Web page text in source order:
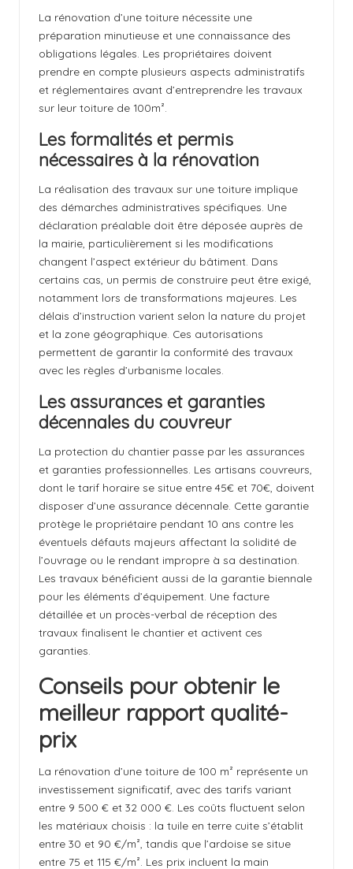
La rénovation d’une toiture nécessite une
préparation minutieuse et une connaissance des
obligations légales. Les propriétaires doivent
prendre en compte plusieurs aspects administratifs
et réglementaires avant d’entreprendre les travaux
sur leur toiture de 100m².
Les formalités et permis
nécessaires à la rénovation
La réalisation des travaux sur une toiture implique
des démarches administratives spécifiques. Une
déclaration préalable doit être déposée auprès de
la mairie, particulièrement si les modifications
changent l’aspect extérieur du bâtiment. Dans
certains cas, un permis de construire peut être exigé,
notamment lors de transformations majeures. Les
délais d’instruction varient selon la nature du projet
et la zone géographique. Ces autorisations
permettent de garantir la conformité des travaux
avec les règles d’urbanisme locales.
Les assurances et garanties
décennales du couvreur
La protection du chantier passe par les assurances
et garanties professionnelles. Les artisans couvreurs,
dont le tarif horaire se situe entre 45€ et 70€, doivent
disposer d’une assurance décennale. Cette garantie
protège le propriétaire pendant 10 ans contre les
éventuels défauts majeurs affectant la solidité de
l’ouvrage ou le rendant impropre à sa destination.
Les travaux bénéficient aussi de la garantie biennale
pour les éléments d’équipement. Une facture
détaillée et un procès-verbal de réception des
travaux finalisent le chantier et activent ces
garanties.
Conseils pour obtenir le
meilleur rapport qualité-
prix
La rénovation d’une toiture de 100 m² représente un
investissement significatif, avec des tarifs variant
entre 9 500 € et 32 000 €. Les coûts fluctuent selon
les matériaux choisis : la tuile en terre cuite s’établit
entre 30 et 90 €/m², tandis que l’ardoise se situe
entre 75 et 115 €/m². Les prix incluent la main